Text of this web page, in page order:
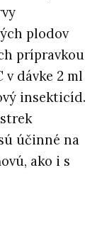
plodov
prípravkou
v dávke 2 ml
insekticíd.
účinné na
ako i s